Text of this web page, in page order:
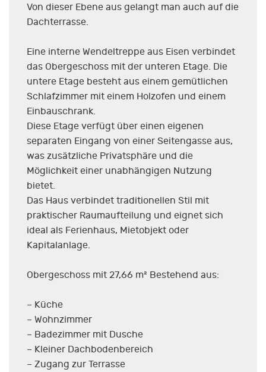
Von dieser Ebene aus gelangt man auch auf die
Dachterrasse.
Eine interne Wendeltreppe aus Eisen verbindet
das Obergeschoss mit der unteren Etage. Die
untere Etage besteht aus einem gemütlichen
Schlafzimmer mit einem Holzofen und einem
Einbauschrank.
Diese Etage verfügt über einen eigenen
separaten Eingang von einer Seitengasse aus,
was zusätzliche Privatsphäre und die
Möglichkeit einer unabhängigen Nutzung
bietet.
Das Haus verbindet traditionellen Stil mit
praktischer Raumaufteilung und eignet sich
ideal als Ferienhaus, Mietobjekt oder
Kapitalanlage.
Obergeschoss mit 27,66 m² Bestehend aus:
– Küche
– Wohnzimmer
– Badezimmer mit Dusche
– Kleiner Dachbodenbereich
– Zugang zur Terrasse